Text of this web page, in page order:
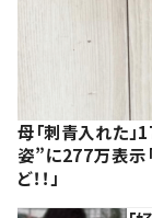
母「刺青入れた」
姿”に277万表示「
ど！！」